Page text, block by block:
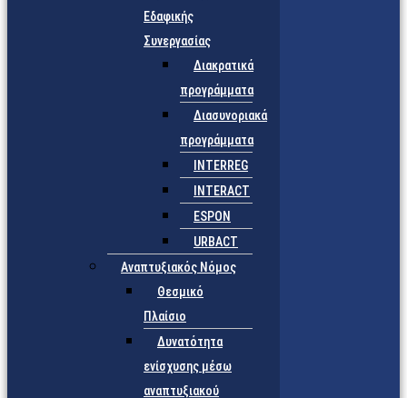
Εδαφικής
Συνεργασίας
Διακρατικά
προγράμματα
Διασυνοριακά
προγράμματα
INTERREG
INTERACT
ESPON
URBACT
Αναπτυξιακός Νόμος
Θεσμικό
Πλαίσιο
Δυνατότητα
ενίσχυσης μέσω
αναπτυξιακού